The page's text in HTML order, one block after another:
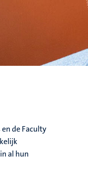
de Faculty
al hun